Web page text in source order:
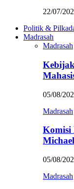
22/07/
Politik &
Madrasah
Madrasah
05/08/
Madrasah
Komisi
05/08/
Madrasah